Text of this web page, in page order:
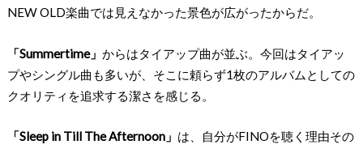
NEW OLD楽曲では見えなかった景色が広がったからだ。
「Summertime」 からはタイアップ曲が並ぶ。今回はタイアッ
プやシングル曲も多いが、そこに頼らず1枚のアルバムとしての
クオリティを追求する潔さを感じる。
「Sleep in Till The Afternoon」 は、自分がFINOを聴く理由その